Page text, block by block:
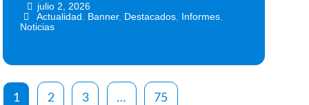
julio 2, 2026
Actualidad Banner, Destacados, Informes,
Noticias
1 2 3 … 75